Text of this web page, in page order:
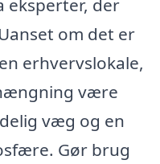
der
om det er
erhvervslokale,
være
væg og en
Gør brug